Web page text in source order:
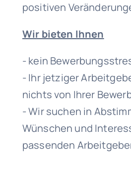
positiven
Wir bieten Ihnen
- kein
- Ihr jetziger
nichts von Ihrer
- Wir suchen in
Wünschen und
passenden